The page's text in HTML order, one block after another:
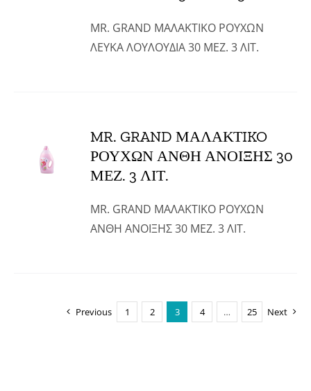
MR. GRAND ΜΑΛΑΚΤIKO ΡΟΥΧΩΝ
ΛΕΥΚΑ ΛΟΥΛΟΥΔΙΑ 30 ΜΕΖ. 3 ΛΙΤ.
MR. GRAND ΜΑΛΑΚΤIKO
ΡΟΥΧΩΝ ΑΝΘΗ ΑΝΟΙΞΗΣ 30
ΜΕΖ. 3 ΛΙΤ.
MR. GRAND ΜΑΛΑΚΤIKO ΡΟΥΧΩΝ
ΑΝΘΗ ΑΝΟΙΞΗΣ 30 ΜΕΖ. 3 ΛΙΤ.
Previous 1 2 3 4 … 25 Next